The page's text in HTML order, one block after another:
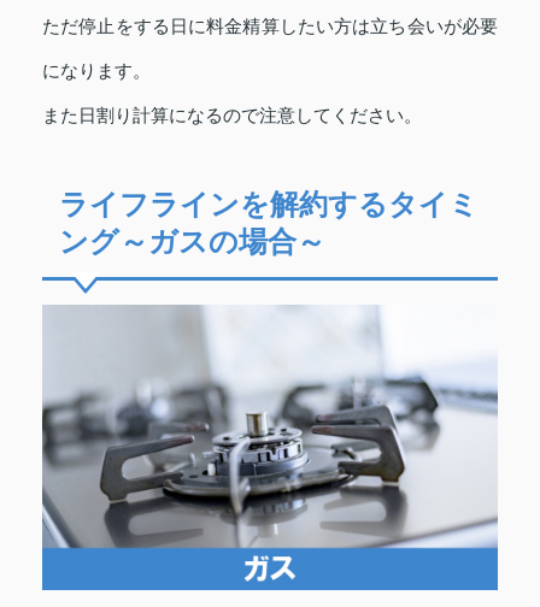
ただ停止をする日に料金精算したい方は立ち会いが必要
になります。
また日割り計算になるので注意してください。
ライフラインを解約するタイミ
ング～ガスの場合～